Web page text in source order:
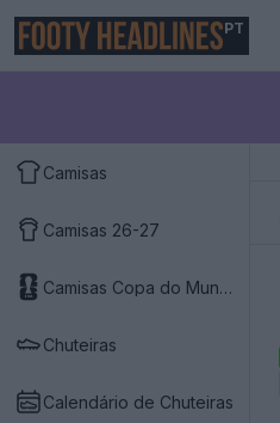
PT
Camisas
Camisas 26-27
Camisas Copa do Mundo 2026
Chuteiras
Calendário de Chuteiras